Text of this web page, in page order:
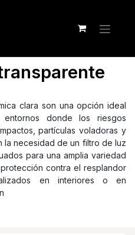
clara son una opción ideal
donde los riesgos
partículas voladoras y
la necesidad de un filtro de luz
para una amplia variedad
contra el resplandor
en interiores o en